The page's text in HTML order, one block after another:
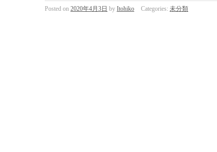
Posted on 2020年4月3日 by Itohiko Categories: 未分類